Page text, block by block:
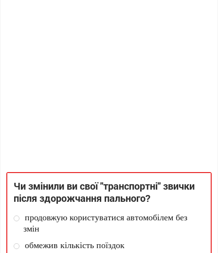
Чи змінили ви свої "транспортні" звички
після здорожчання пального?
продовжую користуватися автомобілем без
змін
обмежив кількість поїздок